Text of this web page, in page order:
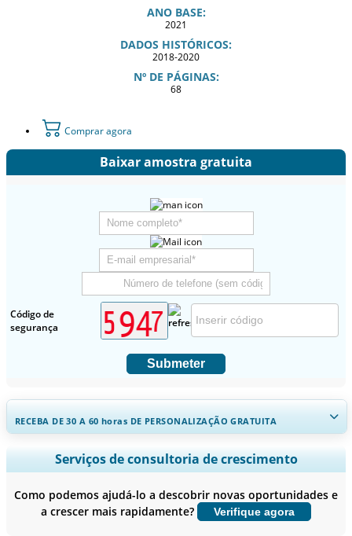
ANO BASE:
2021
DADOS HISTÓRICOS:
2018-2020
Nº DE PÁGINAS:
68
Comprar agora
Baixar amostra gratuita
Código de
segurança
Submeter
RECEBA DE 30 A 60 horas DE PERSONALIZAÇÃO GRATUITA
Ampliar a cobertura regional e por país, Análise de segmentos,
Perfis de empresas, Benchmarking competitivo, e insights sobre o
Personalizar agora
Serviços de consultoria de crescimento
Como podemos ajudá-lo a descobrir novas oportunidades e
a crescer mais rapidamente?
Verifique agora